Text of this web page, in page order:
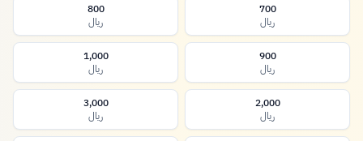
700
ريال
800
ريال
900
ريال
1,000
ريال
2,000
ريال
3,000
ريال